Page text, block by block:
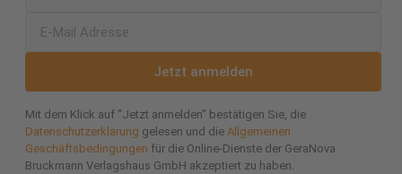
Jetzt anmelden
Mit dem Klick auf "Jetzt anmelden" bestätigen Sie, die
Datenschutzerklärung gelesen und die Allgemeinen
Geschäftsbedingungen für die Online-Dienste der GeraNova
Bruckmann Verlagshaus GmbH akzeptiert zu haben.